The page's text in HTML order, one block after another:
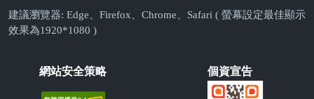
建議瀏覽器: Edge、Firefox、Chrome、Safari ( 螢幕設定最佳顯示
效果為1920*1080 )
網站安全策略 個資宣告